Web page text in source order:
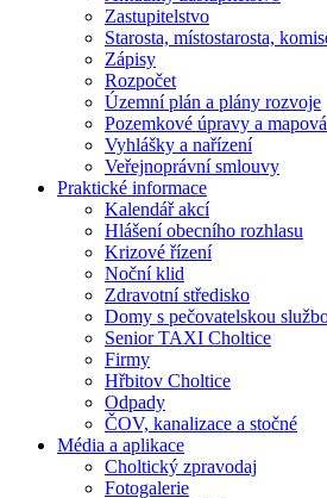
Zastupitelstvo
Starosta, místostarosta,
Zápisy
Rozpočet
Územní plán a plány rozvoje
Pozemkové úpravy a
Vyhlášky a nařízení
Veřejnoprávní smlouvy
Praktické informace
Kalendář akcí
Hlášení obecního rozhlasu
Krizové řízení
Noční klid
Zdravotní středisko
Domy s pečovatelskou
Senior TAXI Choltice
Firmy
Hřbitov Choltice
Odpady
ČOV, kanalizace a stočné
Média a aplikace
Choltický zpravodaj
Fotogalerie